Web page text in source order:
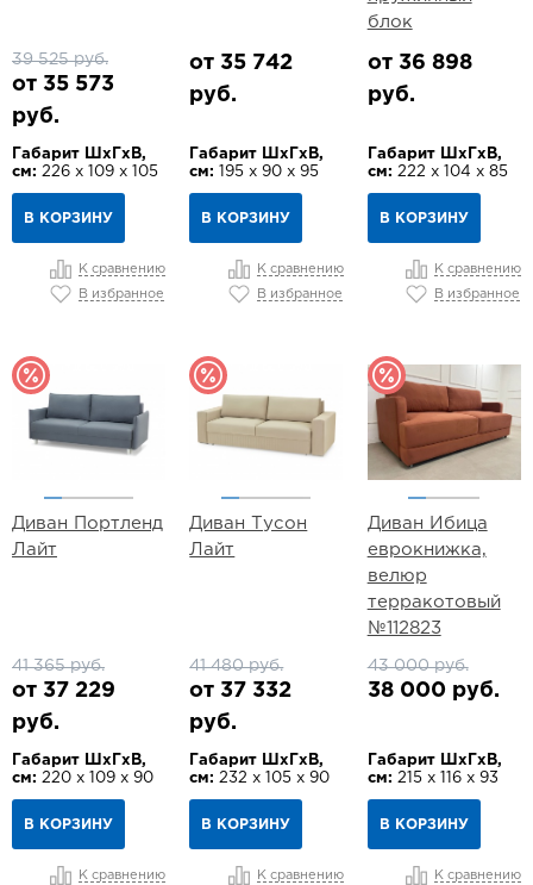
39 525 руб.
от 35 573
руб.
Габарит ШхГхВ,
см: 226 х 109 х 105
В КОРЗИНУ
К сравнению
В избранное
от 35 742
руб.
Габарит ШхГхВ,
см:
195 х 90 х 95
В КОРЗИНУ
К сравнению
В избранное
блок
от 36 898
руб.
Габарит ШхГхВ,
см: 222 х 104 х 85
В КОРЗИНУ
К сравнению
В избранное
Диван Портленд
Лайт
41 365 руб.
от 37 229
руб.
Габарит ШхГхВ,
см: 220 х 109 х 90
В КОРЗИНУ
К сравнению
Диван Тусон
Лайт
41 480 руб.
от 37 332
руб.
Габарит ШхГхВ,
см: 232 х 105 х 90
В КОРЗИНУ
К сравнению
Диван Ибица
еврокнижка,
велюр
терракотовый
№112823
43 000 руб.
38 000 руб.
Габарит ШхГхВ,
см: 215 х 116 х 93
В КОРЗИНУ
К сравнению